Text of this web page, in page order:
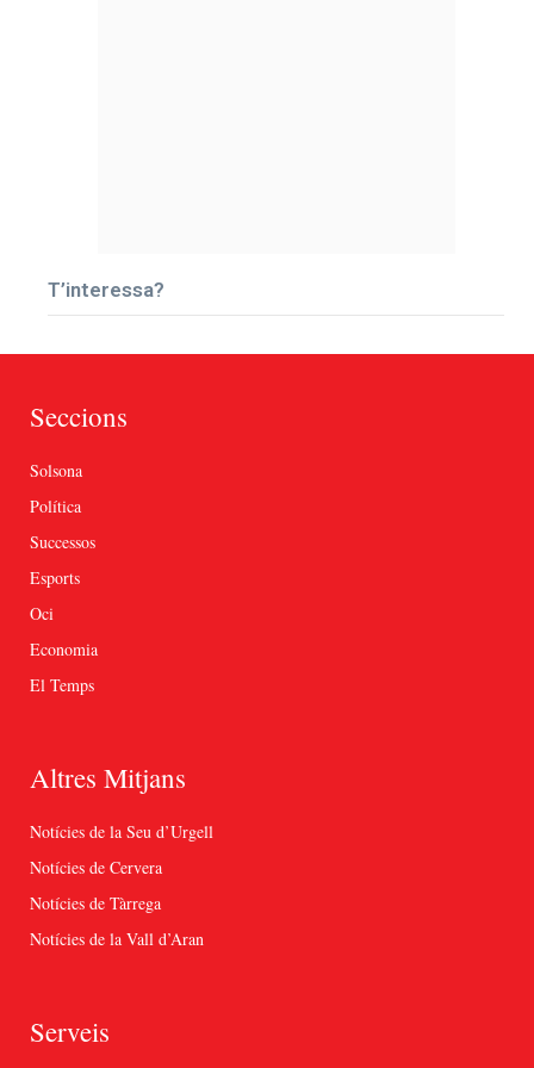
T’interessa?
Seccions
Solsona
Política
Successos
Esports
Oci
Economia
El Temps
Altres Mitjans
Notícies de la Seu d’Urgell
Notícies de Cervera
Notícies de Tàrrega
Notícies de la Vall d’Aran
Serveis